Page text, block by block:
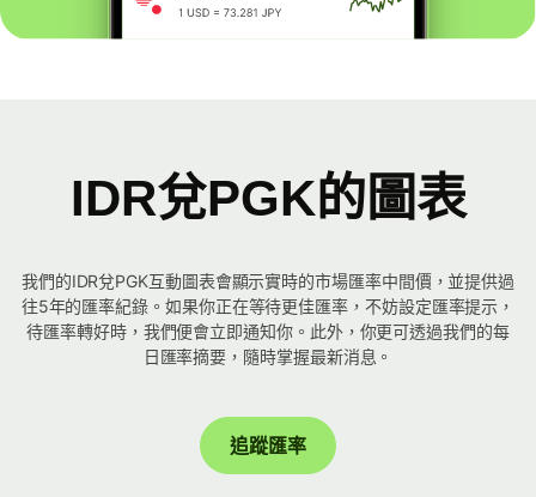
IDR兌PGK的圖表
我們的IDR兌PGK互動圖表會顯示實時的市場匯率中間價，並提供過
往5年的匯率紀錄。如果你正在等待更佳匯率，不妨設定匯率提示，
待匯率轉好時，我們便會立即通知你。此外，你更可透過我們的每
日匯率摘要，隨時掌握最新消息。
追蹤匯率